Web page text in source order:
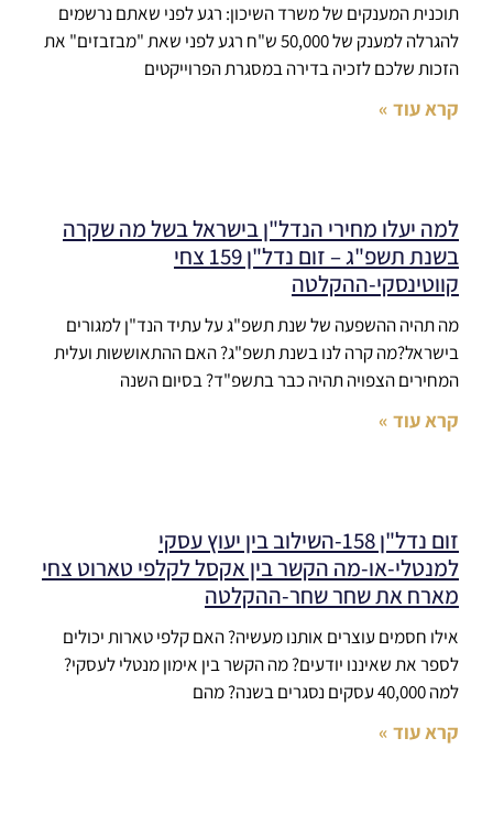
תוכנית המענקים של משרד השיכון: רגע לפני שאתם נרשמים
להגרלה למענק של 50,000 ש"ח רגע לפני שאת "מבזבזים" את
הזכות שלכם לזכיה בדירה במסגרת הפרוייקטים
קרא עוד »
למה יעלו מחירי הנדל"ן בישראל בשל מה שקרה
בשנת תשפ"ג – זום נדל"ן 159 צחי
קווטינסקי-ההקלטה
מה תהיה ההשפעה של שנת תשפ"ג על עתיד הנד"ן למגורים
בישראל?מה קרה לנו בשנת תשפ"ג? האם ההתאוששות ועלית
המחירים הצפויה תהיה כבר בתשפ"ד? בסיום השנה
קרא עוד »
זום נדל"ן 158-השילוב בין יעוץ עסקי
למנטלי-או-מה הקשר בין אקסל לקלפי טארוט צחי
מארח את שחר שחר-ההקלטה
אילו חסמים עוצרים אותנו מעשיה? האם קלפי טארות יכולים
לספר את שאיננו יודעים? מה הקשר בין אימון מנטלי לעסקי?
למה 40,000 עסקים נסגרים בשנה? מהם
קרא עוד »